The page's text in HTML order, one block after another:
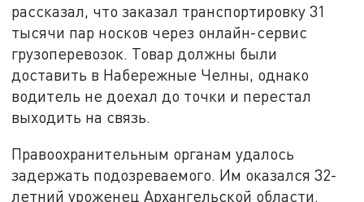
рассказал, что заказал транспортировку 31
тысячи пар носков через онлайн-сервис
грузоперевозок. Товар должны были
доставить в Набережные Челны, однако
водитель не доехал до точки и перестал
выходить на связь.
Правоохранительным органам удалось
задержать подозреваемого. Им оказался 32-
летний уроженец Архангельской области.